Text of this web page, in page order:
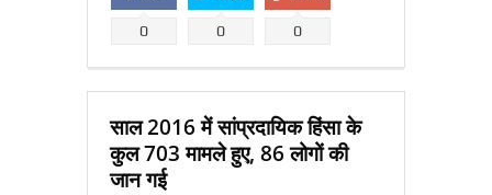
0 0 0
साल 2016 में सांप्रदायिक हिंसा के
कुल 703 मामले हुए, 86 लोगों की
जान गई